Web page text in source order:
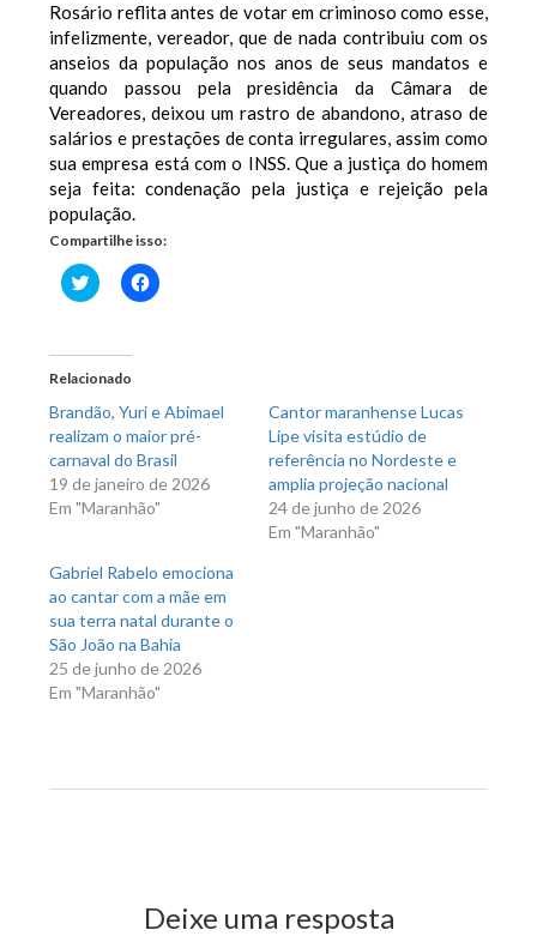
Rosário reflita antes de votar em criminoso como esse,
infelizmente, vereador, que de nada contribuiu com os
anseios da população nos anos de seus mandatos e
quando passou pela presidência da Câmara de
Vereadores, deixou um rastro de abandono, atraso de
salários e prestações de conta irregulares, assim como
sua empresa está com o INSS. Que a justiça do homem
seja feita: condenação pela justiça e rejeição pela
população.
Compartilhe isso:
Clique
para
em
nova
janela)
Clique
para
Relacionado
Brandão, Yuri e Abimael
realizam o maior pré-
carnaval do Brasil
19 de janeiro de 2026
Em "Maranhão"
Cantor maranhense Lucas
Lipe visita estúdio de
referência no Nordeste e
amplia projeção nacional
24 de junho de 2026
Em "Maranhão"
Gabriel Rabelo emociona
ao cantar com a mãe em
sua terra natal durante o
São João na Bahia
25 de junho de 2026
Em "Maranhão"
Deixe uma resposta